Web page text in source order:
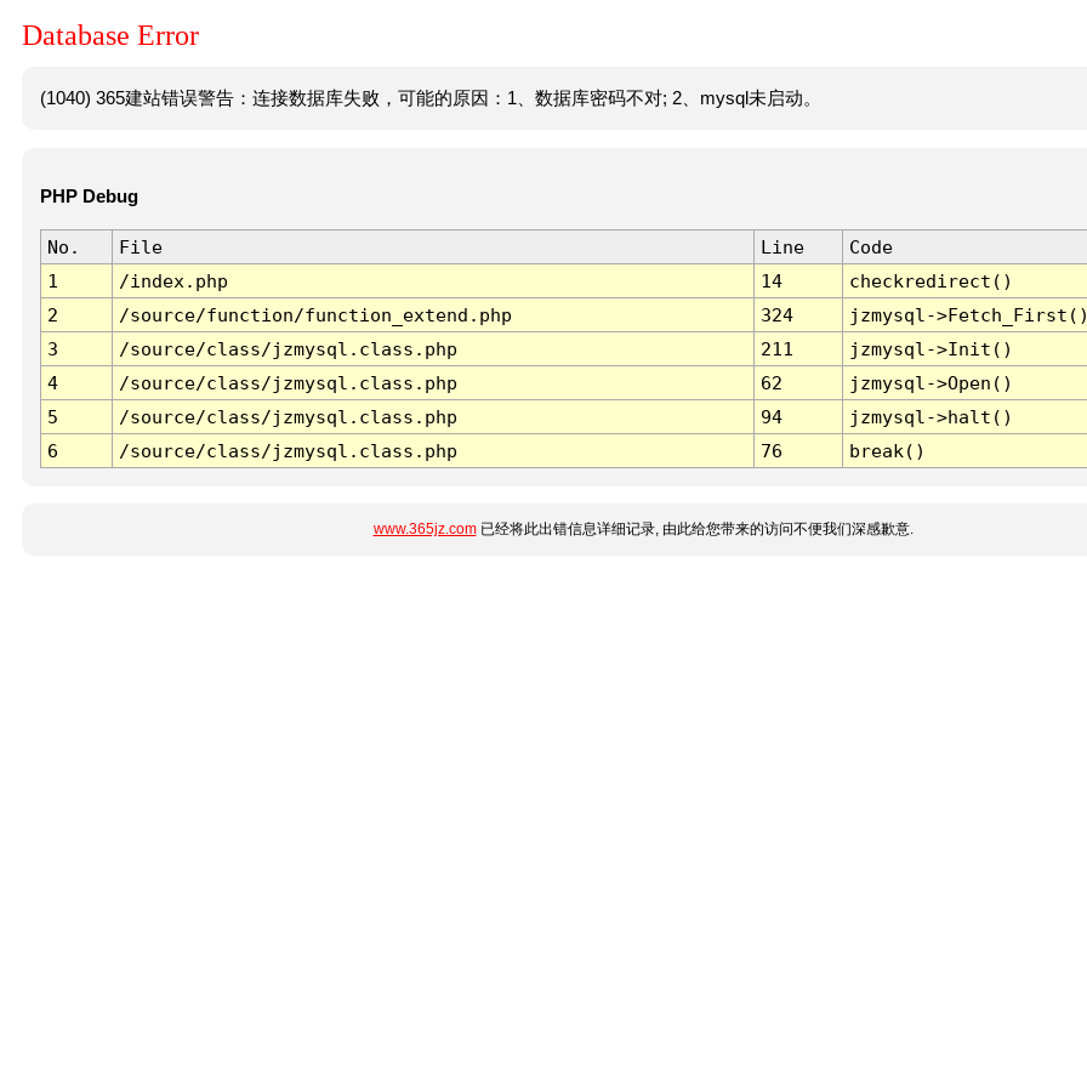
Database Error
(1040) 365建站错误警告：连接数据库失败，可能的原因：1、数据库密码不对; 2、mysql未启动。
PHP Debug
No. File Line
Code
1
/index.php 14
checkredirect()
2
/source/function/function_extend.php 324
jzmysql-
3
/source/class/jzmysql.class.php 211
jzmysql->Init()
4
/source/class/jzmysql.class.php 62
jzmysql->Open()
5
/source/class/jzmysql.class.php 94
jzmysql->halt()
6
/source/class/jzmysql.class.php 76 break()
www.365jz.com已经将此出错信息详细记录, 由此给您带来的访问不便我们深感歉意.